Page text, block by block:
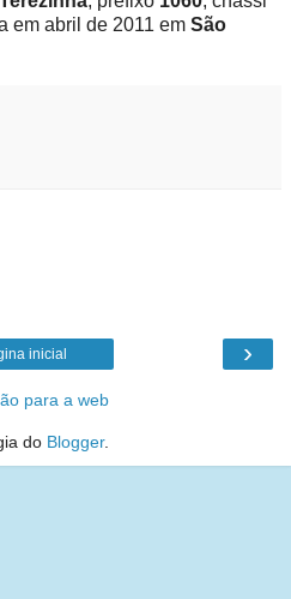
em abril de 2011 em São
›
inicial
para a web
do Blogger.